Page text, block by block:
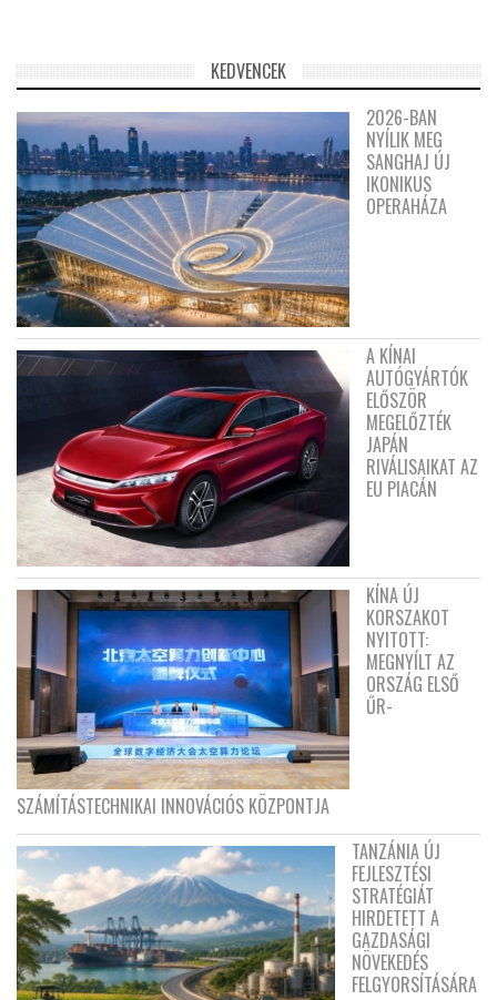
KEDVENCEK
2026-BAN
NYÍLIK MEG
SANGHAJ ÚJ
IKONIKUS
OPERAHÁZA
A KÍNAI
AUTÓGYÁRTÓK
ELŐSZÖR
MEGELŐZTÉK
JAPÁN
RIVÁLISAIKAT AZ
EU PIACÁN
KÍNA ÚJ
KORSZAKOT
NYITOTT:
MEGNYÍLT AZ
ORSZÁG ELSŐ
ŰR-
SZÁMÍTÁSTECHNIKAI INNOVÁCIÓS KÖZPONTJA
TANZÁNIA ÚJ
FEJLESZTÉSI
STRATÉGIÁT
HIRDETETT A
GAZDASÁGI
NÖVEKEDÉS
FELGYORSÍTÁSÁRA